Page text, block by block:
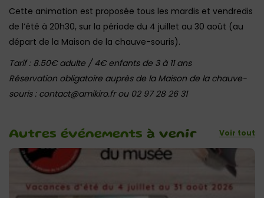
Cette animation est proposée tous les mardis et vendredis
de l’été à 20h30, sur la période du 4 juillet au 30 août (au
départ de la Maison de la chauve-souris).
Tarif : 8.50€ adulte / 4€ enfants de 3 à 11 ans
Réservation obligatoire auprès de la Maison de la chauve-
souris : contact@amikiro.fr ou 02 97 28 26 31
Autres événements à venir Voir tout